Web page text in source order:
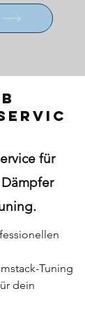
für
Tuning
dein